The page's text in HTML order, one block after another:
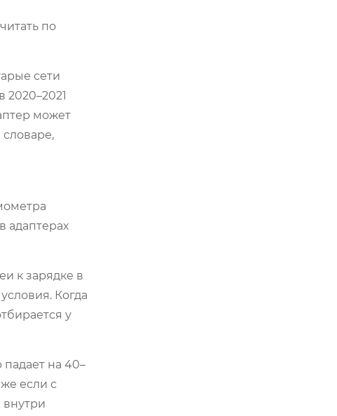
по
сети
2020–2021
может
адаптерах
к зарядке в
Когда
у
на 40–
если с
внутри